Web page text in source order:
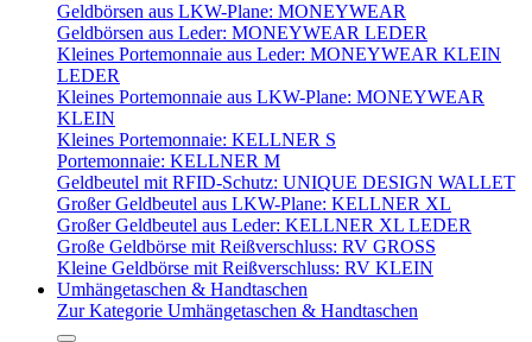
Geldbörsen aus LKW-Plane: MONEYWEAR
Geldbörsen aus Leder: MONEYWEAR LEDER
Kleines Portemonnaie aus Leder: MONEYWEAR KLEIN
LEDER
Kleines Portemonnaie aus LKW-Plane: MONEYWEAR
KLEIN
Kleines Portemonnaie: KELLNER S
Portemonnaie: KELLNER M
Geldbeutel mit RFID-Schutz: UNIQUE DESIGN WALLET
Großer Geldbeutel aus LKW-Plane: KELLNER XL
Großer Geldbeutel aus Leder: KELLNER XL LEDER
Große Geldbörse mit Reißverschluss: RV GROSS
Kleine Geldbörse mit Reißverschluss: RV KLEIN
Umhängetaschen & Handtaschen
Zur Kategorie Umhängetaschen & Handtaschen